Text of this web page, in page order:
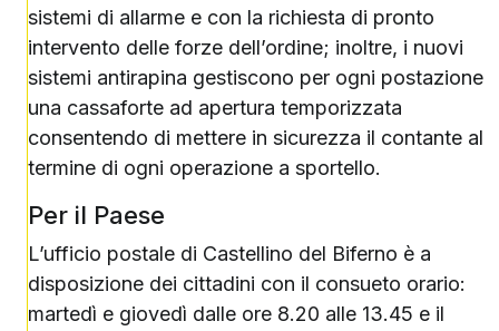
sistemi di allarme e con la richiesta di pronto
intervento delle forze dell’ordine; inoltre, i nuovi
sistemi antirapina gestiscono per ogni postazione
una cassaforte ad apertura temporizzata
consentendo di mettere in sicurezza il contante al
termine di ogni operazione a sportello.
Per il Paese
L’ufficio postale di Castellino del Biferno è a
disposizione dei cittadini con il consueto orario:
martedì e giovedì dalle ore 8.20 alle 13.45 e il